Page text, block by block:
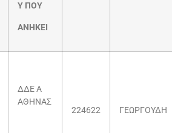
Υ ΠΟΥ
ΑΝΗΚΕΙ
ΔΔΕ Α
ΑΘΗΝΑΣ
224622
ΓΕΩΡΓΟΥΔΗ